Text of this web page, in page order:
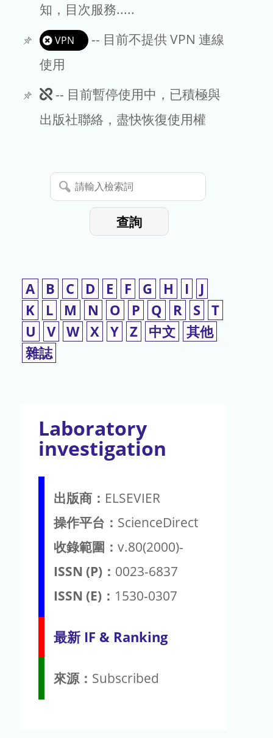
EndNote
知，目次服務.....
VPN
-- 目前不提供 VPN 連線
使用
此
期
暫
停
-- 目前暫停使用中，已積極與
出版社聯絡，盡快恢復使用權
請
輸
查詢
A B C D E F G H I
J
K
L M N O P Q R S T
U
V W X Y Z 中文 其他
雜誌
Laboratory
investigation
出版商： ELSEVIER
操作平台： ScienceDirect
收錄範圍： v.80(2000)-
ISSN (P)： 0023-6837
ISSN (E)： 1530-0307
最新 IF & Ranking
來源： Subscribed